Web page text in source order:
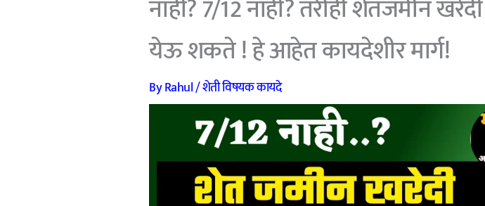
नाही? 7/12 नाही? तरीही शेतजमीन
येऊ शकते ! हे आहेत कायदेशीर मार्ग!
ByRahul/शेती विषयक कायदे